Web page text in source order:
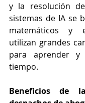
y la resolución
sistemas de IA se
matemáticos y
utilizan grandes
para aprender
tiempo.
Beneficios de